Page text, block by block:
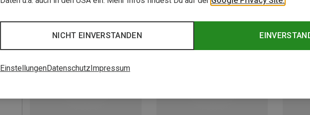
NICHT EINVERSTANDEN
EinstellungenDatenschutzImpressum